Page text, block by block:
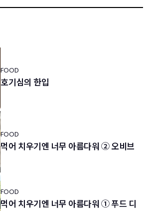
FOOD
호기심의 한입
FOOD
먹어 치우기엔 너무 아름다워 ② 오비브
FOOD
먹어 치우기엔 너무 아름다워 ① 푸드 디